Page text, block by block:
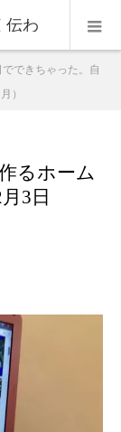
伝わ
でできちゃった。自
）
るホーム
3日